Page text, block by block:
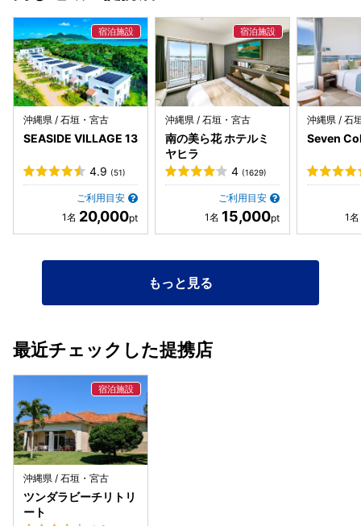
沖縄県 / 石垣・宮古
SEASIDE VILLAGE 13
4.9 (51)
ご利用目安
20,000
沖縄県 / 石垣・宮古
南の美ら花 ホテルミ
ヤヒラ
4 (1629)
ご利用目安
15,000
沖縄県 / 石
Seven
もっと見る
最近チェックした提携店
沖縄県 / 石垣・宮古
ツンダラビーチリトリ
ート